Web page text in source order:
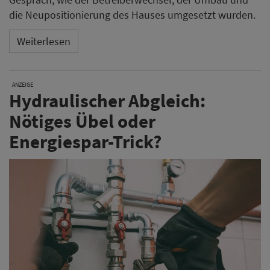
die Neupositionierung des Hauses umgesetzt wurden.
Weiterlesen
ANZEIGE
Hydraulischer Abgleich:
Nötiges Übel oder
Energiespar-Trick?